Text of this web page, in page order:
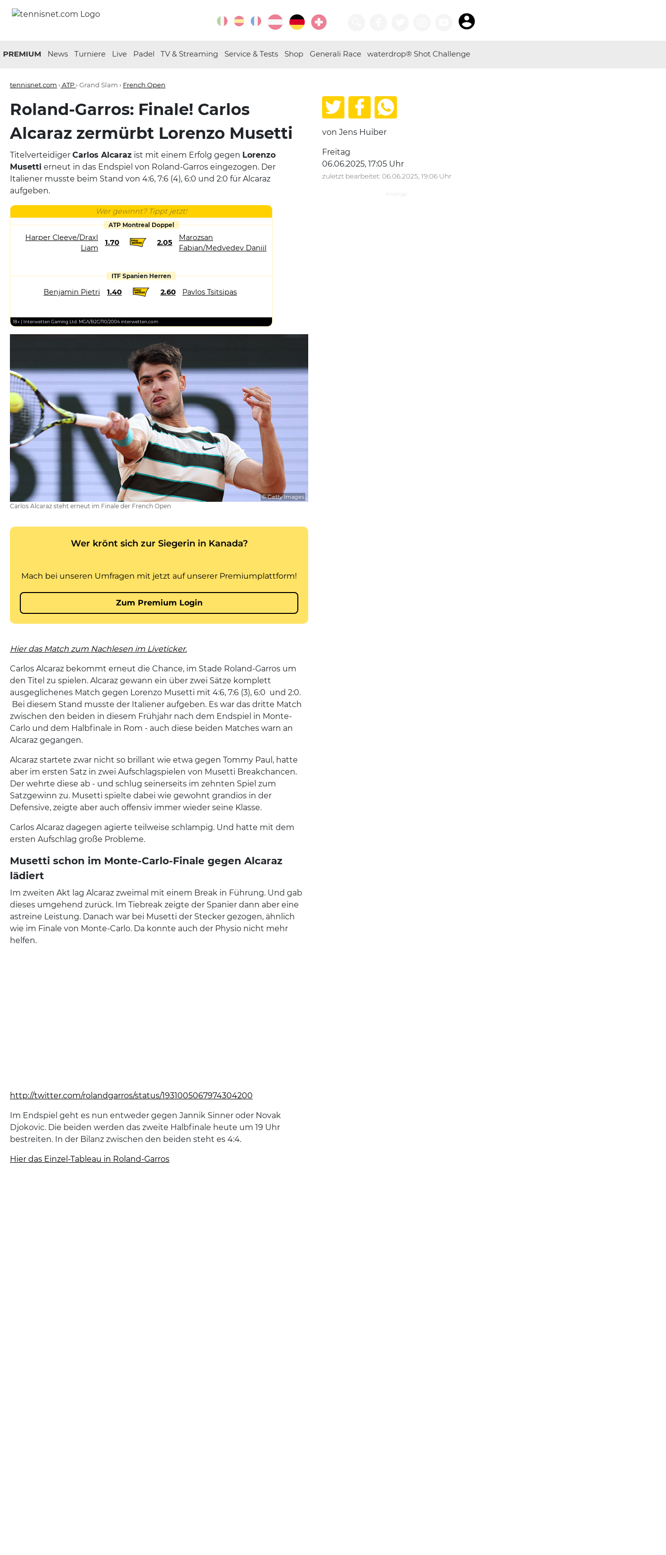
PREMIUM News Turniere Live Padel TV & Streaming Service & Tests Shop Generali Race waterdrop® Shot Challenge
tennisnet.com › ATP› Grand Slam › French Open
Roland-Garros: Finale! Carlos
Alcaraz zermürbt Lorenzo Musetti
Titelverteidiger Carlos Alcaraz ist mit einem Erfolg gegen Lorenzo
Musetti erneut in das Endspiel von Roland-Garros eingezogen. Der
Italiener musste beim Stand von 4:6, 7:6 (4), 6:0 und 2:0 für Alcaraz
aufgeben.
Wer gewinnt? Tippt jetzt!
ATP Montreal Doppel
Harper Cleeve/Draxl
Liam
1.70 2.05
Marozsan
Fabian/Medvedev Daniil
ITF Spanien Herren
Benjamin Pietri 1.40 2.60 Pavlos Tsitsipas
18+ | Interwetten Gaming Ltd. MGA/B2C/110/2004 interwetten.com
© Getty Images
Carlos Alcaraz steht erneut im Finale der French Open
Hier das Match zum Nachlesen im Liveticker.
Carlos Alcaraz bekommt erneut die Chance, im Stade Roland-Garros um
den Titel zu spielen. Alcaraz gewann ein über zwei Sätze komplett
ausgeglichenes Match gegen Lorenzo Musetti mit 4:6, 7:6 (3), 6:0 und 2:0.
Bei diesem Stand musste der Italiener aufgeben. Es war das dritte Match
zwischen den beiden in diesem Frühjahr nach dem Endspiel in Monte-
Carlo und dem Halbfinale in Rom - auch diese beiden Matches warn an
Alcaraz gegangen.
Alcaraz startete zwar nicht so brillant wie etwa gegen Tommy Paul, hatte
aber im ersten Satz in zwei Aufschlagspielen von Musetti Breakchancen.
Der wehrte diese ab - und schlug seinerseits im zehnten Spiel zum
Satzgewinn zu. Musetti spielte dabei wie gewohnt grandios in der
Defensive, zeigte aber auch offensiv immer wieder seine Klasse.
Carlos Alcaraz dagegen agierte teilweise schlampig. Und hatte mit dem
ersten Aufschlag große Probleme.
Musetti schon im Monte-Carlo-Finale gegen Alcaraz
lädiert
Im zweiten Akt lag Alcaraz zweimal mit einem Break in Führung. Und gab
dieses umgehend zurück. Im Tiebreak zeigte der Spanier dann aber eine
astreine Leistung. Danach war bei Musetti der Stecker gezogen, ähnlich
wie im Finale von Monte-Carlo. Da konnte auch der Physio nicht mehr
helfen.
http://twitter.com/rolandgarros/status/1931005067974304200
Im Endspiel geht es nun entweder gegen Jannik Sinner oder Novak
Djokovic. Die beiden werden das zweite Halbfinale heute um 19 Uhr
bestreiten. In der Bilanz zwischen den beiden steht es 4:4.
Hier das Einzel-Tableau in Roland-Garros
von Jens Huiber
Freitag
06.06.2025, 17:05 Uhr
zuletzt bearbeitet: 06.06.2025, 19:06 Uhr